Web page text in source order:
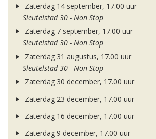
Zaterdag 14 september, 17.00 uur
Sleutelstad 30 - Non Stop
Zaterdag 7 september, 17.00 uur
Sleutelstad 30 - Non Stop
Zaterdag 31 augustus, 17.00 uur
Sleutelstad 30 - Non Stop
Zaterdag 30 december, 17.00 uur
Zaterdag 23 december, 17.00 uur
Zaterdag 16 december, 17.00 uur
Zaterdag 9 december, 17.00 uur